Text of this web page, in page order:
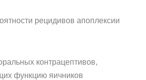
рецидивов апоплексии
контрацептивов,
функцию яичников